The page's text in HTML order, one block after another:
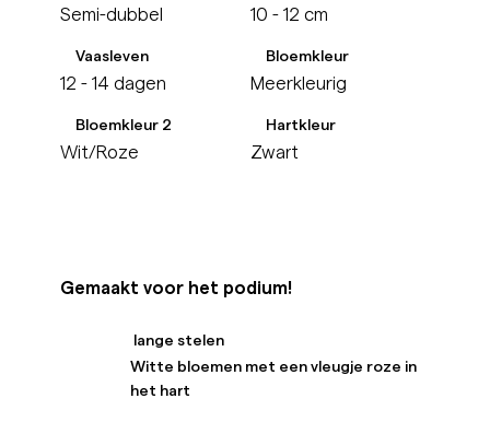
Semi-dubbel 10 - 12 cm
Vaasleven
12 - 14 dagen
Bloemkleur
Meerkleurig
Bloemkleur 2
Wit/Roze
Hartkleur
Zwart
Gemaakt voor het podium!
lange stelen
Witte bloemen met een vleugje roze in
het hart